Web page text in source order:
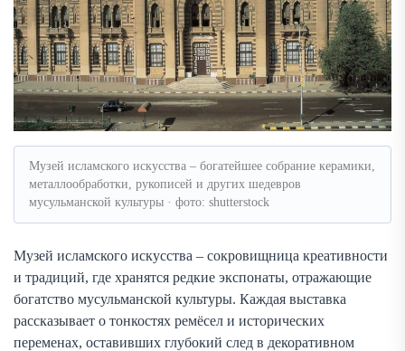
Музей исламского искусства – богатейшее собрание керамики,
металлообработки, рукописей и других шедевров
мусульманской культуры · фото: shutterstock
Музей исламского искусства – сокровищница креативности
и традиций, где хранятся редкие экспонаты, отражающие
богатство мусульманской культуры. Каждая выставка
рассказывает о тонкостях ремёсел и исторических
переменах, оставивших глубокий след в декоративном